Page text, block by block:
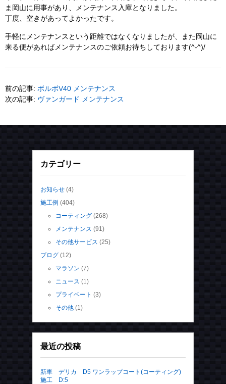
ま岡山に用事があり、メンテナンス入庫となりました。
丁度、空きがあってよかったです。
手軽にメンテナンスという距離ではなくなりましたが、また岡山に
来る便があればメンテナンスのご依頼お待ちしております(^-^)/
前の記事: ボルボV40 メンテナンス
次の記事: ヴァンガード メンテナンス
カテゴリー
お知らせ (4)
施工例 (404)
コーティング (268)
メンテナンス (91)
その他サービス (25)
ブログ (12)
マラソン (7)
ニュース (1)
プライベート (3)
その他 (1)
最近の投稿
新車 デリカ D5 ワンラップコート(コーティング)
施工 D:5